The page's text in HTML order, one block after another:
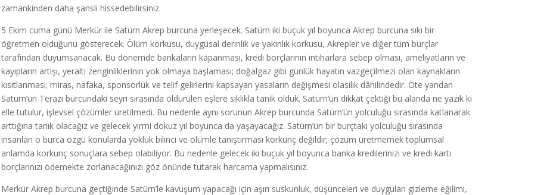
zamankinden daha şanslı hissedebilirsiniz.
5 Ekim cuma günü Merkür ile Satürn Akrep burcuna yerleşecek. Satürn iki buçuk yıl boyunca Akrep burcuna sıkı bir
öğretmen olduğunu gösterecek. Ölüm korkusu, duygusal derinlik ve yakınlık korkusu, Akrepler ve diğer tüm burçlar
tarafından duyumsanacak. Bu dönemde bankaların kapanması, kredi borçlarının intiharlara sebep olması, ameliyatların ve
kayıpların artışı, yeraltı zenginliklerinin yok olmaya başlaması; doğalgaz gibi günlük hayatın vazgeçilmezi olan kaynakların
kısıtlanması; miras, nafaka, sponsorluk ve telif gelirlerini kapsayan yasaların değişmesi olasılık dâhilindedir. Öte yandan
Satürn’ün Terazi burcundaki seyri sırasında öldürülen eşlere sıklıkla tanık olduk. Satürn’ün dikkat çektiği bu alanda ne yazık ki
elle tutulur, işlevsel çözümler üretilmedi. Bu nedenle aynı sorunun Akrep burcunda Satürn’ün yolculuğu sırasında katlanarak
arttığına tanık olacağız ve gelecek yirmi dokuz yıl boyunca da yaşayacağız. Satürn’ün bir burçtaki yolculuğu sırasında
insanları o burca özgü konularda yokluk bilinci ve ölümle tanıştırması korkunç değildir; çözüm üretmemek toplumsal
anlamda korkunç sonuçlara sebep olabiliyor. Bu nedenle gelecek iki buçuk yıl boyunca banka kredilerinizi ve kredi kartı
borçlarınızı ödemekte zorlanacağınızı göz önünde tutarak harcama yapmalısınız.
Merkür Akrep burcuna geçtiğinde Satürn’le kavuşum yapacağı için aşırı suskunluk, düşünceleri ve duyguları gizleme eğilimi,